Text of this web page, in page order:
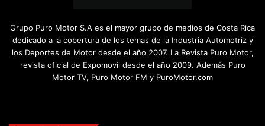
Grupo Puro Motor S.A es el mayor grupo de medios de Costa Rica
dedicado a la cobertura de los temas de la Industria Automotriz y
los Deportes de Motor desde el año 2007. La Revista Puro Motor,
revista oficial de Expomovil desde el año 2009. Además Puro
Motor TV, Puro Motor FM y PuroMotor.com